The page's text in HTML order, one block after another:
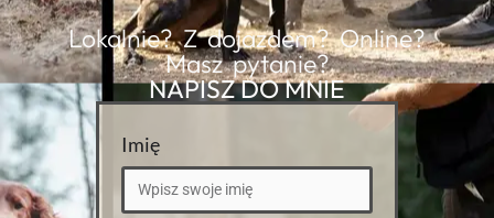
Lokalnie? Z dojazdem? Online?
Masz pytanie?
NAPISZ DO MNIE
Imię